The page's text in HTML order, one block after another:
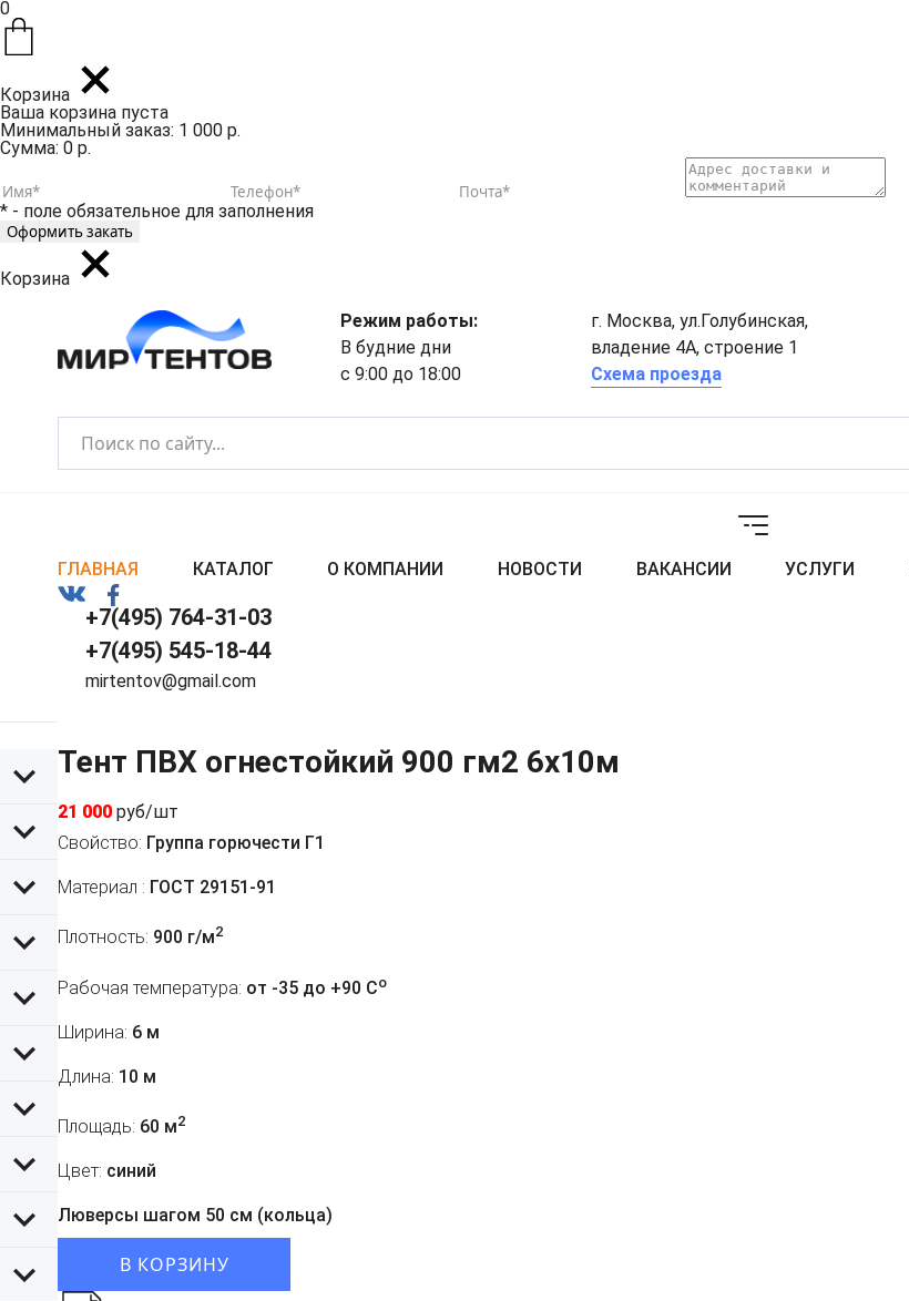
0
Корзина
Ваша корзина пуста
Минимальный заказ: 1 000 р.
Сумма: 0 р.
* - поле обязательное для заполнения
Корзина
Режим работы:
В будние дни
с 9:00 до 18:00
г. Москва, ул.Голубинская,
владение 4А, строение 1
Схема проезда
ГЛАВНАЯ КАТАЛОГ О КОМПАНИИ НОВОСТИ ВАКАНСИИ УСЛУГИ
+7(495) 764-31-03
+7(495) 545-18-44
mirtentov@gmail.com
Тент ПВХ огнестойкий 900 гм2 6х10м
21 000 руб/шт
Свойство: Группа горючести Г1
Материал : ГОСТ 29151-91
Плотность: 900 г/м2
Рабочая температура: от -35 до +90 Co
Ширина: 6 м
Длина: 10 м
Площадь: 60 м2
Цвет: синий
Люверсы шагом 50 см (кольца)
В КОРЗИНУ